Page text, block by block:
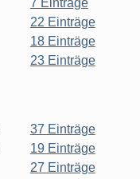
7 Einträge
22 Einträge
18 Einträge
23 Einträge
37 Einträge
19 Einträge
27 Einträge